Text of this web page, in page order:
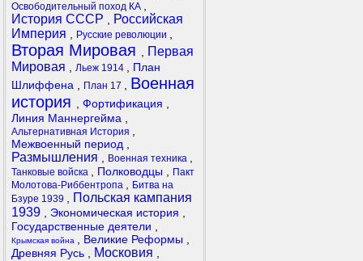
Освободительный поход КА
История СССР
Российская
Империя
Русские революции
Вторая Мировая
Первая
Мировая
Льеж 1914
План
Шлиффена
План 17
Военная
история
Фортификация
Линия Маннергейма
Альтернативная История
Межвоенный период
Размышления Военная техника
Танковые войска Полководцы
Пакт
Молотова-Риббентропа
Битва на
Бзуре 1939
Польская кампания
1939
Экономическая история
Государственные деятели
Крымская война Великие Реформы
Древняя Русь
Московия